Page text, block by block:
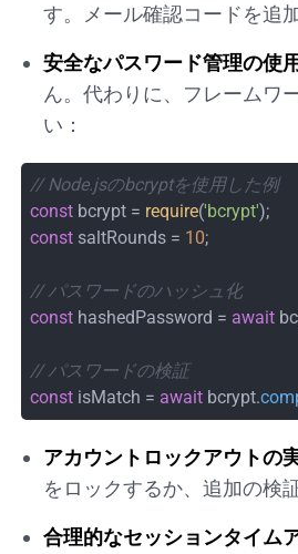
す。メール確認コードを追
安全なパスワード管理の使
ん。代わりに、フレームワ
い：
// Node.jsのbcryptを使用した例
const bcrypt = require('bcrypt'
const saltRounds = 10;
// パスワードのハッシュ化
const hashedPassword = await
// パスワードの検証
const isMatch = await bcrypt.
アカウントロックアウトの
をロックするか、追加の検
合理的なセッションタイム